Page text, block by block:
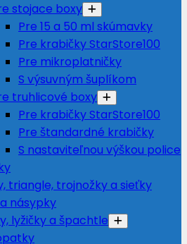
stojace boxy
Pre 15 a 50 ml skúmavky
Pre krabičky StarStore100
Pre mikroplatničky
S výsuvným šuplíkom
truhlicové boxy
Pre krabičky StarStore100
Pre štandardné krabičky
S nastaviteľnou výškou police
triangle, trojnožky a sieťky
násypky
lyžičky a špachtle